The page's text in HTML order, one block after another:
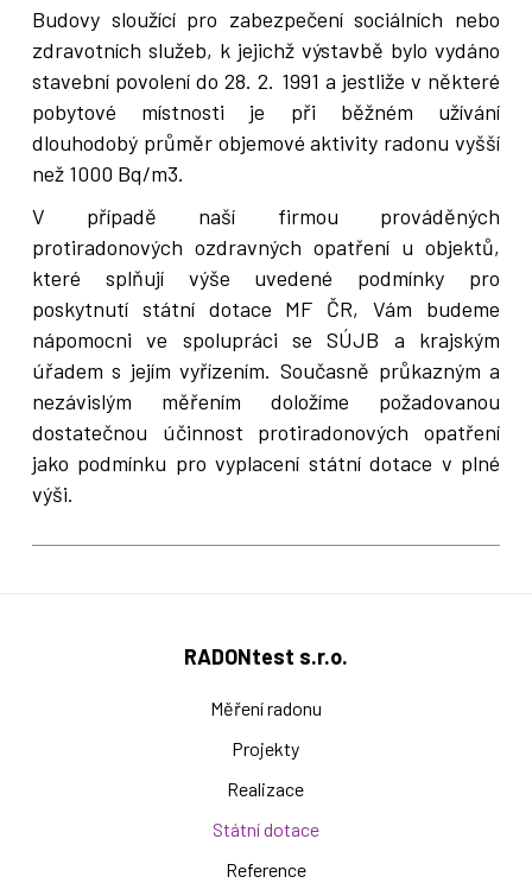
Budovy sloužící pro zabezpečení sociálních nebo
zdravotních služeb, k jejichž výstavbě bylo vydáno
stavební povolení do 28. 2. 1991 a jestliže v některé
pobytové místnosti je při běžném užívání
dlouhodobý průměr objemové aktivity radonu vyšší
než 1000 Bq/m3.
V případě naší firmou prováděných
protiradonových ozdravných opatření u objektů,
které splňují výše uvedené podmínky pro
poskytnutí státní dotace MF ČR, Vám budeme
nápomocni ve spolupráci se SÚJB a krajským
úřadem s jejím vyřízením. Současně průkazným a
nezávislým měřením doložíme požadovanou
dostatečnou účinnost protiradonových opatření
jako podmínku pro vyplacení státní dotace v plné
výši.
RADONtest s.r.o.
Měření radonu
Projekty
Realizace
Státní dotace
Reference